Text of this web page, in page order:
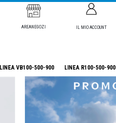
AREANEGOZI IL MIO ACCOUNT
LINEA VB100-500-900 LINEA R100-500-900